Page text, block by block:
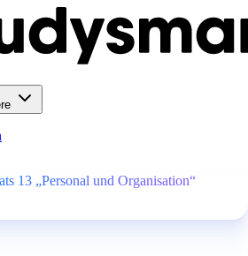
13 „Personal und Organisation“